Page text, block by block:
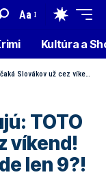
Aa
Kultúra a
víkend! Na východe 22 °C, inde len 9?!
TOTO
víkend!
len 9?!